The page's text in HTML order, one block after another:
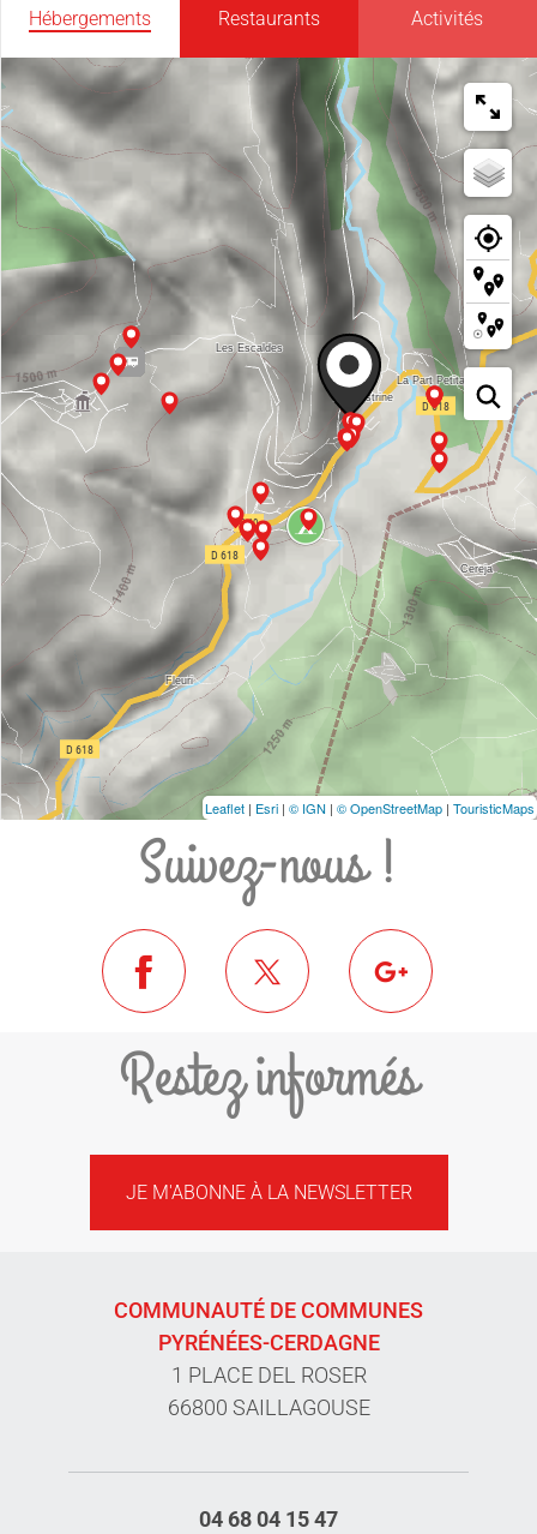
Hébergements Restaurants Activités
Leaflet | Esri | © IGN | © OpenStreetMap | TouristicMaps
Suivez-nous !
Restez informés
JE M'ABONNE À LA NEWSLETTER
COMMUNAUTÉ DE COMMUNES
PYRÉNÉES-CERDAGNE
1 PLACE DEL ROSER
66800 SAILLAGOUSE
04 68 04 15 47